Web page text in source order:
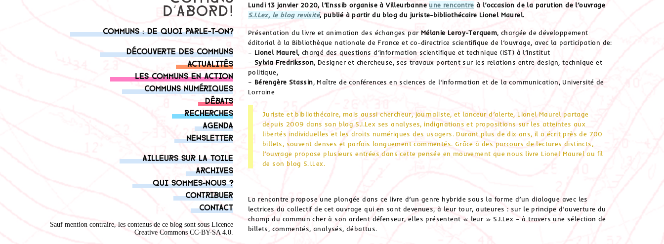
Communs : de quoi parle-t-on?
Découverte des communs
Actualités
Les communs en action
Communs numériques
Débats
Recherches
Agenda
Newsletter
Ailleurs sur la toile
Archives
Qui sommes-nous ?
Contribuer
Contact
Sauf mention contraire, les contenus de ce blog sont sous Licence
Creative Commons CC-BY-SA 4.0.
Lundi 13 janvier 2020, l’Enssib organise à Villeurbanne une rencontre à l’occasion de la parution de l’ouvrage
S.I.Lex, le blog revisité, publié à partir du blog du juriste-bibliothécaire Lionel Maurel.
Présentation du livre et animation des échanges par Mélanie Leroy-Terquem, chargée de développement
éditorial à la Bibliothèque nationale de France et co-directrice scientifique de l’ouvrage, avec la participation de:
– Lionel Maurel, chargé des questions d’information scientifique et technique (IST) à l’Institut
– Sylvia Fredriksson, Designer et chercheuse, ses travaux portent sur les relations entre design, technique et
politique,
– Bérengère Stassin, Maître de conférences en sciences de l’information et de la communication, Université de
Lorraine
Juriste et bibliothécaire, mais aussi chercheur, journaliste, et lanceur d’alerte, Lionel Maurel partage
depuis 2009 dans son blog S.I.Lex ses analyses, indignations et propositions sur les atteintes aux
libertés individuelles et les droits numériques des usagers. Durant plus de dix ans, il a écrit près de 700
billets, souvent denses et parfois longuement commentés. Grâce à des parcours de lectures distincts,
l’ouvrage propose plusieurs entrées dans cette pensée en mouvement que nous livre Lionel Maurel au fil
de son blog S.I.Lex.
La rencontre propose une plongée dans ce livre d’un genre hybride sous la forme d’un dialogue avec les
lectrices du collectif de cet ouvrage qui en sont devenues, à leur tour, auteures : sur le principe d’ouverture du
champ du commun cher à son ardent défenseur, elles présentent « leur » S.I.Lex – à travers une sélection de
billets, commentés, analysés, débattus.